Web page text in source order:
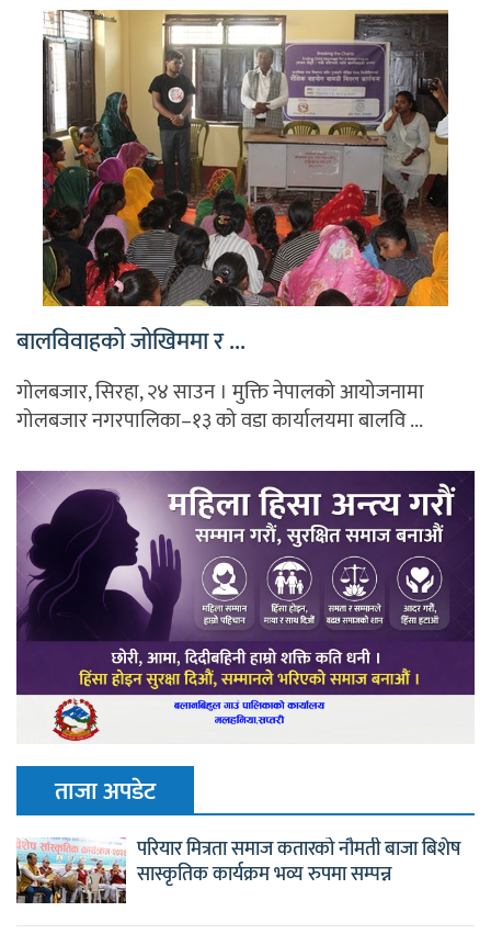
बालविवाहको जोखिममा र ...
गोलबजार, सिरहा, २४ साउन । मुक्ति नेपालको आयोजनामा
गोलबजार नगरपालिका–१३ को वडा कार्यालयमा बालवि ...
ताजा अपडेट
परियार मित्रता समाज कतारको नौमती बाजा बिशेष
सास्कृतिक कार्यक्रम भव्य रुपमा सम्पन्न